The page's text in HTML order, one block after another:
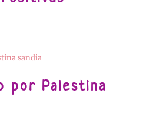
por Palestina